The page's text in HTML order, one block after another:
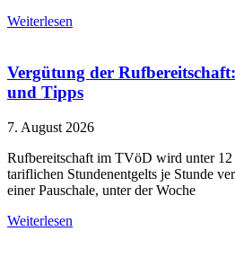
Weiterlesen
Vergütung der
und Tipps
7. August 2026
Rufbereitschaft im TVöD wird unter 12
tariflichen Stundenentgelts je Stunde
einer Pauschale, unter der Woche
Weiterlesen